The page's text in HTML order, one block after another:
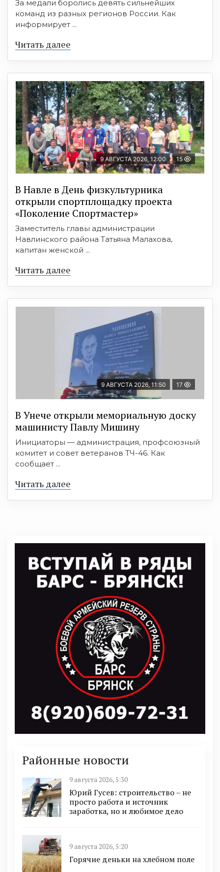
За медали боролись девять сильнейших
команд из разных регионов России. Как
информирует ...
Читать далее
9 АВГУСТА 2026, 12:00 15
В Навле в День физкультурника
открыли спортплощадку проекта
«Поколение Спортмастер»
Заместитель главы администрации
Навлинского района Татьяна Малахова,
капитан женской ...
Читать далее
9 АВГУСТА 2026, 11:50 17
В Унече открыли мемориальную доску
машинисту Павлу Мишину
Инициаторы — администрация, профсоюзный
комитет и совет ветеранов ТЧ-46. Как
сообщает ...
Читать далее
Районные новости
9 августа 2026, 5:30
Юрий Гусев: строительство – не
просто работа и источник
заработка, но и любимое дело
9 августа 2026, 5:20
Горячие деньки на хлебном поле